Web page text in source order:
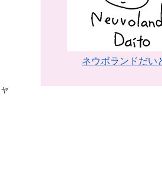
ネウボランドだい